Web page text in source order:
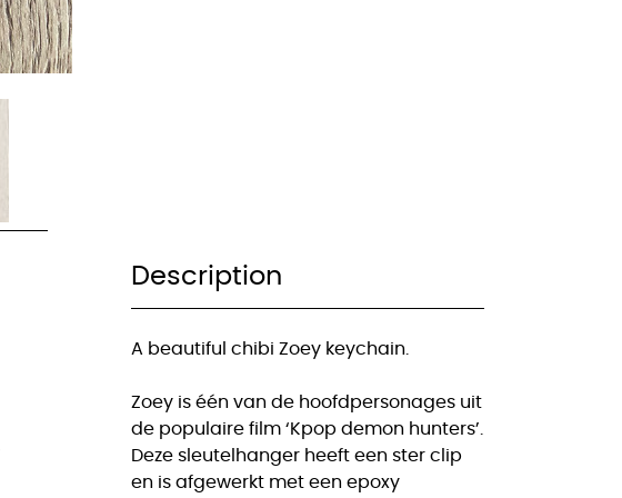
Description
A beautiful chibi Zoey keychain.
Zoey is één van de hoofdpersonages uit
de populaire film ‘Kpop demon hunters’.
Deze sleutelhanger heeft een ster clip
en is afgewerkt met een epoxy